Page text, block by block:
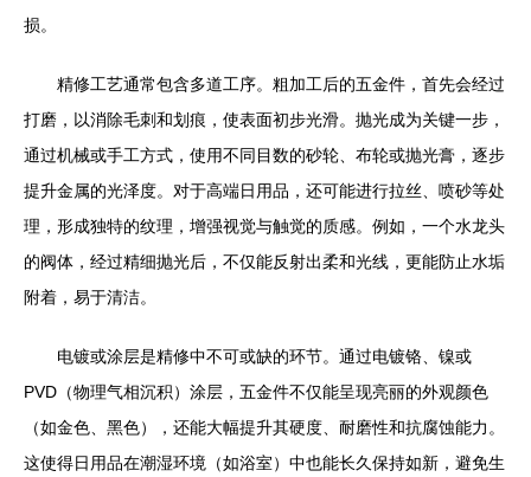
损。
精修工艺通常包含多道工序。粗加工后的五金件，首先会经过
打磨，以消除毛刺和划痕，使表面初步光滑。抛光成为关键一步，
通过机械或手工方式，使用不同目数的砂轮、布轮或抛光膏，逐步
提升金属的光泽度。对于高端日用品，还可能进行拉丝、喷砂等处
理，形成独特的纹理，增强视觉与触觉的质感。例如，一个水龙头
的阀体，经过精细抛光后，不仅能反射出柔和光线，更能防止水垢
附着，易于清洁。
电镀或涂层是精修中不可或缺的环节。通过电镀铬、镍或
PVD（物理气相沉积）涂层，五金件不仅能呈现亮丽的外观颜色
（如金色、黑色），还能大幅提升其硬度、耐磨性和抗腐蚀能力。
这使得日用品在潮湿环境（如浴室）中也能长久保持如新，避免生